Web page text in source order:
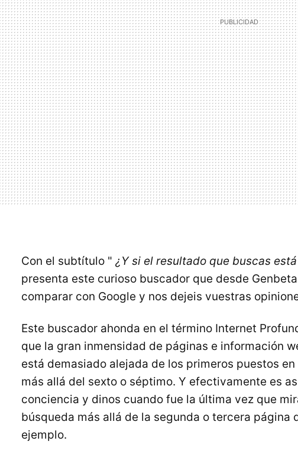
Con el subtítulo " ¿Y si el resultado que buscas
presenta este curioso buscador que desde
comparar con Google y nos dejeis vuestras
Este buscador ahonda en el término Internet
que la gran inmensidad de páginas e información
está demasiado alejada de los primeros puestos
más allá del sexto o séptimo. Y efectivamente es
conciencia y dinos cuando fue la última vez que
búsqueda más allá de la segunda o tercera página
ejemplo.